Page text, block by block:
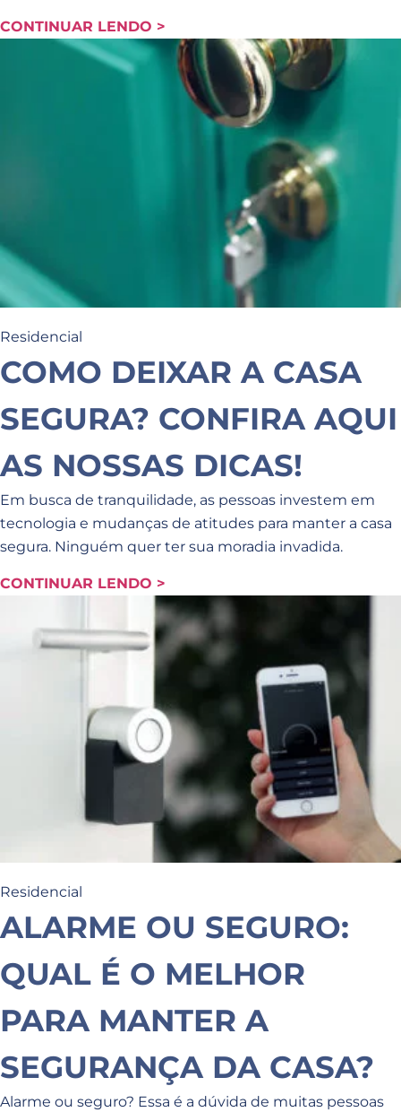
CONTINUAR LENDO >
Residencial
COMO DEIXAR A CASA
SEGURA? CONFIRA AQUI
AS NOSSAS DICAS!
Em busca de tranquilidade, as pessoas investem em
tecnologia e mudanças de atitudes para manter a casa
segura. Ninguém quer ter sua moradia invadida.
CONTINUAR LENDO >
Residencial
ALARME OU SEGURO:
QUAL É O MELHOR
PARA MANTER A
SEGURANÇA DA CASA?
Alarme ou seguro? Essa é a dúvida de muitas pessoas